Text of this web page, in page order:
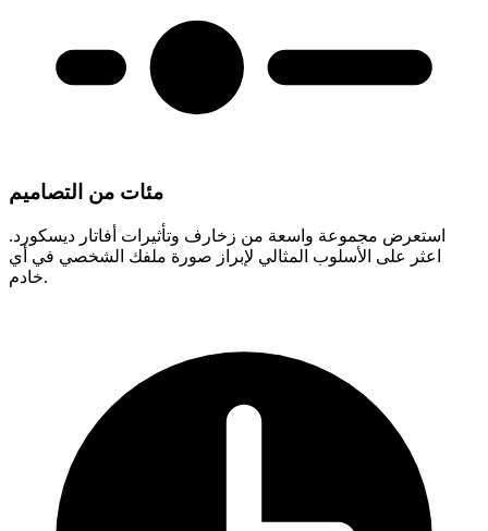
مئات من التصاميم
استعرض مجموعة واسعة من زخارف وتأثيرات أفاتار ديسكورد.
اعثر على الأسلوب المثالي لإبراز صورة ملفك الشخصي في أي
خادم.